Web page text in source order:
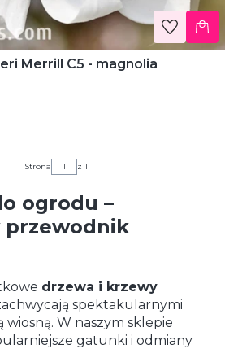
Merrill C5 - magnolia
Strona z 1
ogrodu –
drzewa i krzewy
spektakularnymi
wiosną. W naszym sklepie
gatunki i odmiany